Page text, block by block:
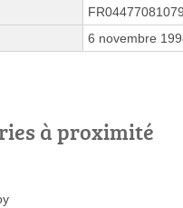
FR04477081079
6 novembre
à proximité